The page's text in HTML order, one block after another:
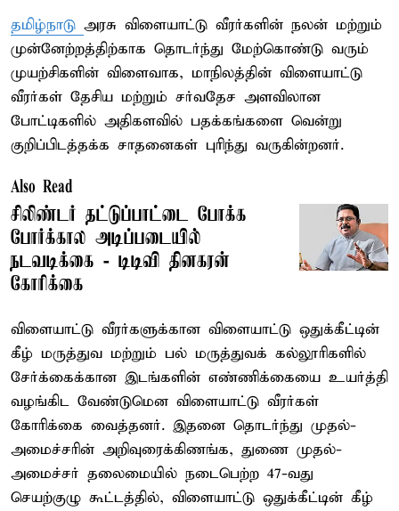
தமிழ்நாடு அரசு விளையாட்டு வீரர்களின் நலன் மற்றும்
முன்னேற்றத்திற்காக தொடர்ந்து மேற்கொண்டு வரும்
முயற்சிகளின் விளைவாக, மாநிலத்தின் விளையாட்டு
வீரர்கள் தேசிய மற்றும் சர்வதேச அளவிலான
போட்டிகளில் அதிகளவில் பதக்கங்களை வென்று
குறிப்பிடத்தக்க சாதனைகள் புரிந்து வருகின்றனர்.
Also Read
சிலிண்டர் தட்டுப்பாட்டை போக்க
போர்க்கால அடிப்படையில்
நடவடிக்கை - டிடிவி தினகரன்
கோரிக்கை
விளையாட்டு வீரர்களுக்கான விளையாட்டு ஒதுக்கீட்டின்
கீழ் மருத்துவ மற்றும் பல் மருத்துவக் கல்லூரிகளில்
சேர்க்கைக்கான இடங்களின் எண்ணிக்கையை உயர்த்தி
வழங்கிட வேண்டுமென விளையாட்டு வீரர்கள்
கோரிக்கை வைத்தனர். இதனை தொடர்ந்து முதல்-
அமைச்சரின் அறிவுரைக்கிணங்க, துணை முதல்-
அமைச்சர் தலைமையில் நடைபெற்ற 47-வது
செயற்குழு கூட்டத்தில், விளையாட்டு ஒதுக்கீட்டின் கீழ்